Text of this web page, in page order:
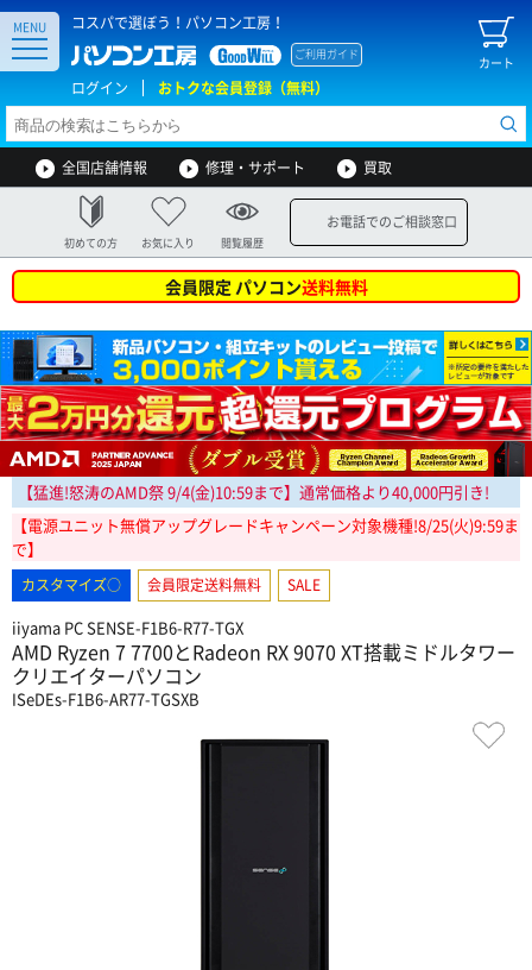
コスパで選ぼう！パソコン工房！
カート
ご利用ガイド
ログイン おトクな会員登録（無料）
MENU
全国店舗情報 修理・サポート 買取
初めての方 お気に入り 閲覧履歴
お電話でのご相談窓口
会員限定 パソコン送料無料
【猛進!怒涛のAMD祭9/4(金)10:59まで】通常価格より40,000円引き!
【電源ユニット無償アップグレードキャンペーン対象機種!8/25(火)9:59ま
で】
カスタマイズ○ 会員限定送料無料 SALE
iiyama PC SENSE-F1B6-R77-TGX
AMD Ryzen 7 7700とRadeon RX 9070 XT搭載ミドルタワー
クリエイターパソコン
ISeDEs-F1B6-AR77-TGSXB